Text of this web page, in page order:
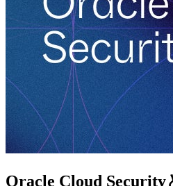
Oracle Cloud Security